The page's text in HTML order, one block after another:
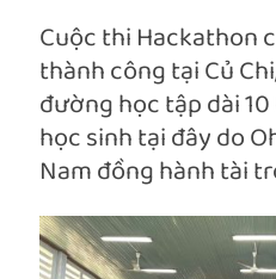
Cuộc thi Hackathon
thành công tại Củ
đường học tập dài
học sinh tại đây do
Nam đồng hành tài